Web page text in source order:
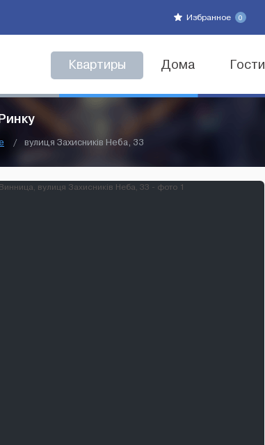
Избранное 0
Квартиры Дома
/ вулиця Захисників Неба, 33